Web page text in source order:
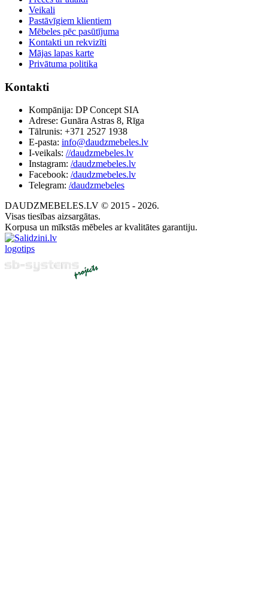
Veikali
Pastāvīgiem klientiem
Mēbeles pēc pasūtījuma
Kontakti un rekvizīti
Mājas lapas karte
Privātuma politika
Kontakti
Kompānija: DP Concept SIA
Adrese: Gunāra Astras 8, Rīga
Tālrunis: +371 2527 1938
E-pasta: info@daudzmebeles.lv
I-veikals: //daudzmebeles.lv
Instagram: /daudzmebeles.lv
Facebook: /daudzmebeles.lv
Telegram: /daudzmebeles
DAUDZMEBELES.LV © 2015 - 2026.
Visas tiesības aizsargātas.
Korpusa un mīkstās mēbeles ar kvalitātes garantiju.